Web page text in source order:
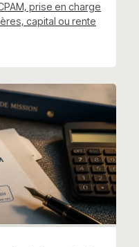
prise en charge
capital ou rente